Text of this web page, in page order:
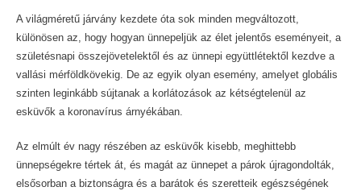
A világméretű járvány kezdete óta sok minden megváltozott,
különösen az, hogy hogyan ünnepeljük az élet jelentős eseményeit, a
születésnapi összejövetelektől és az ünnepi együttlétektől kezdve a
vallási mérföldkövekig. De az egyik olyan esemény, amelyet globális
szinten leginkább sújtanak a korlátozások az kétségtelenül az
esküvők a koronavírus árnyékában.
Az elmúlt év nagy részében az esküvők kisebb, meghittebb
ünnepségekre tértek át, és magát az ünnepet a párok újragondolták,
elsősorban a biztonságra és a barátok és szeretteik egészségének